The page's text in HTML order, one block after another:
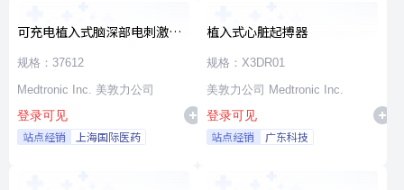
可充电植入式脑深部电刺激脉
冲发生器套件
规格：37612
Medtronic Inc. 美敦力公司
登录可见
站点经销 上海国际医药
植入式心脏起搏器
规格：X3DR01
美敦力公司 Medtronic Inc.
登录可见
站点经销 广东科技